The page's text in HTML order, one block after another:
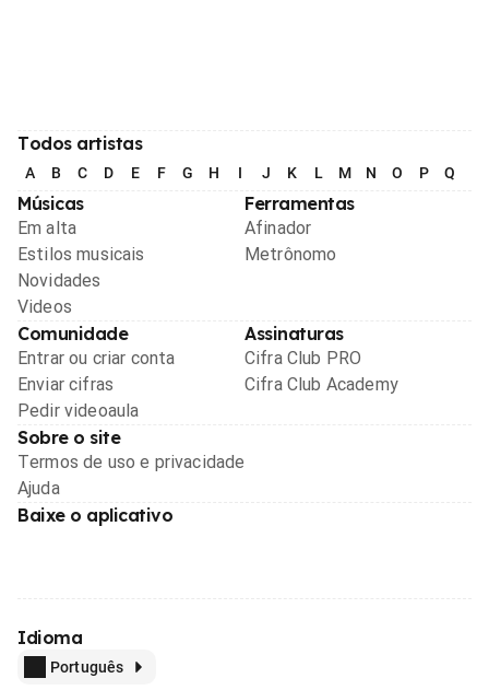
Todos artistas
A B C D E F G H I J K L M N O P Q
Músicas
Em alta
Estilos musicais
Novidades
Videos
Ferramentas
Afinador
Metrônomo
Comunidade
Entrar ou criar conta
Enviar cifras
Pedir videoaula
Assinaturas
Cifra Club PRO
Cifra Club Academy
Sobre o site
Termos de uso e privacidade
Ajuda
Baixe o aplicativo
Idioma
Português